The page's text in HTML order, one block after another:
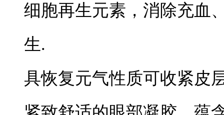
细胞再生元素，消除充血
生.
具恢复元气性质可收紧皮